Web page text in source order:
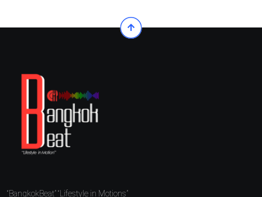
“BangkokBeat” “Lifestyle in Motions”